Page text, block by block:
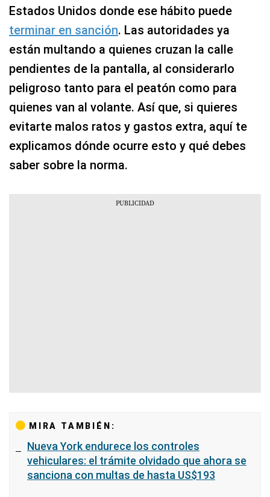
Estados Unidos donde ese hábito puede
terminar en sanción. Las autoridades ya
están multando a quienes cruzan la calle
pendientes de la pantalla, al considerarlo
peligroso tanto para el peatón como para
quienes van al volante. Así que, si quieres
evitarte malos ratos y gastos extra, aquí te
explicamos dónde ocurre esto y qué debes
saber sobre la norma.
MIRA TAMBIÉN:
Nueva York endurece los controles
vehiculares: el trámite olvidado que ahora se
sanciona con multas de hasta US$193